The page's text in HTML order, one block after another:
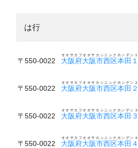
は行
〒550-0022 大阪府大阪市西区本田１
オオサカフオオサカシニシクホンデン１
〒550-0022 大阪府大阪市西区本田２
オオサカフオオサカシニシクホンデン２
〒550-0022 大阪府大阪市西区本田３
オオサカフオオサカシニシクホンデン３
〒550-0022 大阪府大阪市西区本田４
オオサカフオオサカシニシクホンデン４